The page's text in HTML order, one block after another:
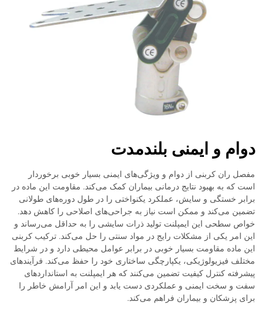
دوام و ایمنی بلندمدت
مفصل ران کربنی از دوام و ویژگی‌های ایمنی بسیار خوبی برخوردار
است که به بهبود نتایج درمانی بیماران کمک می‌کند. مقاومت این ماده در
برابر خستگی و سایش، عملکرد یکنواختی را در طول دوره‌های طولانی
تضمین می‌کند و ممکن است نیاز به جراحی‌های اصلاحی را کاهش دهد.
خواص سطحی این ایمپلنت تولید ذرات سایشی را به حداقل می‌رساند و
این امر یکی از مشکلات رایج در مواد سنتی را حل می‌کند. ترکیب کربنی
این ماده مقاومت بسیار خوبی در برابر عوامل محیطی دارد و در شرایط
مختلف فیزیولوژیکی، یکپارچگی ساختاری خود را حفظ می‌کند. فرآیندهای
پیشرفته کنترل کیفیت تضمین می‌کنند که هر ایمپلنت به استانداردهای
سفت و سخت ایمنی و عملکردی دست یابد و این امر آرامش خاطر را
برای پزشکان و بیماران فراهم می‌کند.